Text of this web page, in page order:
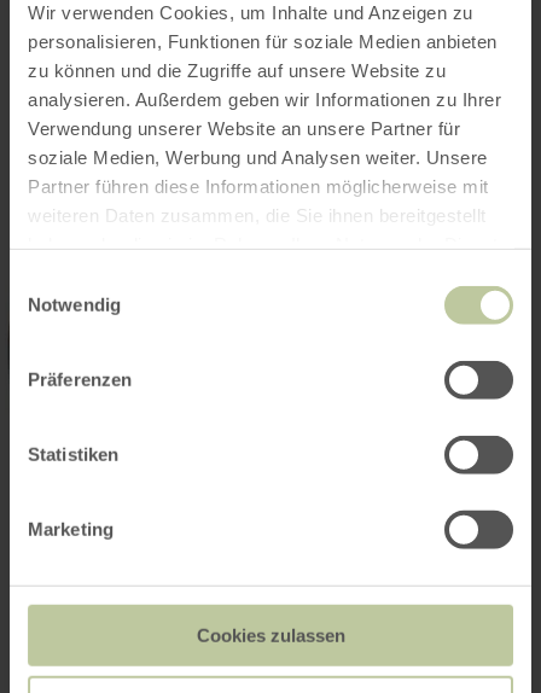
Wir verwenden Cookies, um Inhalte und Anzeigen zu
personalisieren, Funktionen für soziale Medien anbieten
zu können und die Zugriffe auf unsere Website zu
analysieren. Außerdem geben wir Informationen zu Ihrer
Verwendung unserer Website an unsere Partner für
soziale Medien, Werbung und Analysen weiter. Unsere
Partner führen diese Informationen möglicherweise mit
weiteren Daten zusammen, die Sie ihnen bereitgestellt
Notwendig
Präferenzen
Statistiken
Marketing
Cookies zulassen